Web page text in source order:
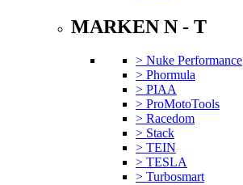
MARKEN N - T
> Nuke Performance
> Phormula
> PIAA
> ProMotoTools
> Racedom
> Stack
> TEIN
> TESLA
> Turbosmart